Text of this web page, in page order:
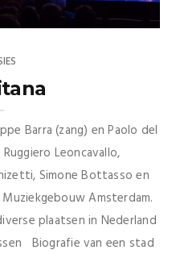
Barra (zang) en Paolo del
Leoncavallo,
Simone Bottasso en
Amsterdam.
plaatsen in Nederland
Biografie van een stad